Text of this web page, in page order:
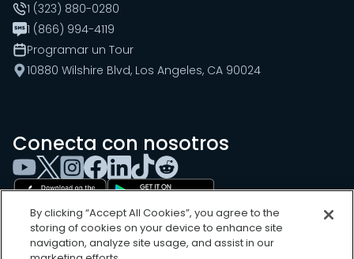
1 (323) 880-0280
1 (866) 994-4119
Programar un Tour
10880 Wilshire Blvd, Los Angeles, CA 90024
Conecta con nosotros
By clicking “Accept All Cookies”, you agree to the
storing of cookies on your device to enhance site
navigation, analyze site usage, and assist in our